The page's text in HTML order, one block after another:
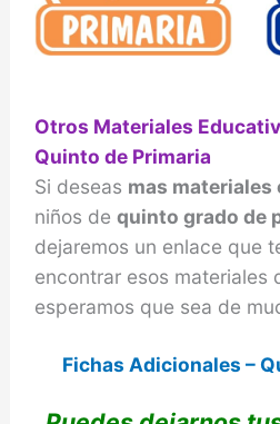
Otros Materiales
Quinto de Primaria
Si deseas mas materiales
niños de quinto grado de
dejaremos un enlace que
encontrar esos materiales
esperamos que sea de
Fichas Adicionales –